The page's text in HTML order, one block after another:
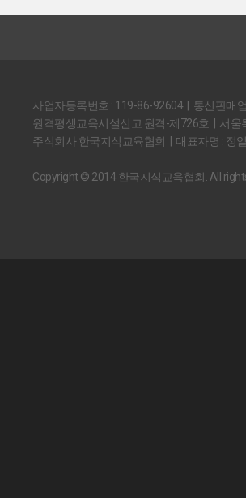
사업자등록번호 : 119-86-92604 | 통신판매
원격평생교육시설신고 원격-제726호 | 서
주식회사 한국지식교육협회 | 대표자명 : 정
Copyright © 2014 한국지식교육협회. All